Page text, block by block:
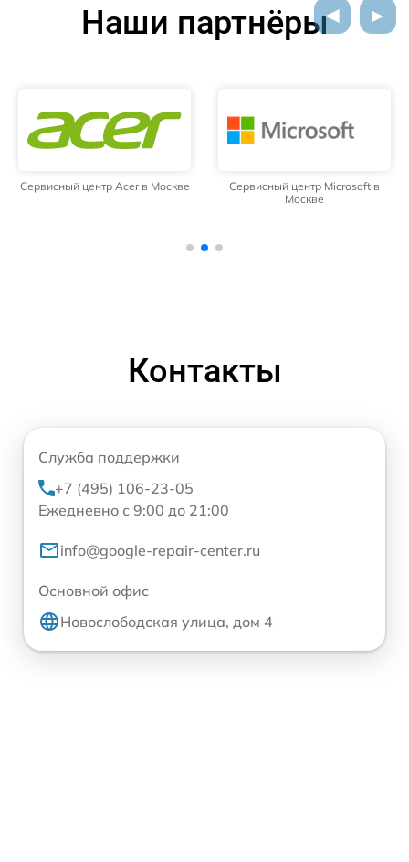
Наши партнёры
Сервисный центр Acer в Москве
Сервисный центр Microsoft в
Москве
Контакты
Служба поддержки
+7 (495) 106-23-05
Ежедневно с 9:00 до 21:00
info@google-repair-center.ru
Основной офис
Новослободская улица, дом 4